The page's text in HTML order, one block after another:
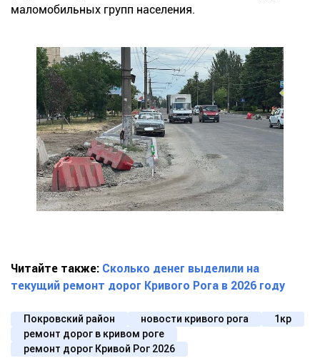
маломобильных групп населения.
Читайте также: Сколько денег выделили на
текущий ремонт дорог Кривого Рога в 2026 году
Покровский район новости кривого рога
1кр
ремонт дорог в кривом роге
ремонт дорог Кривой Рог 2026